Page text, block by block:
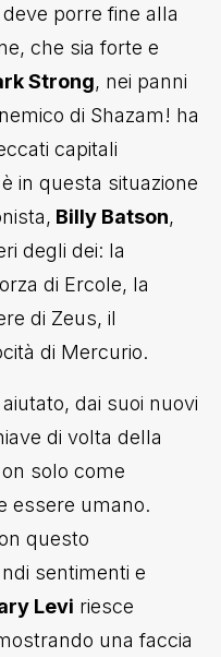
porre fine alla
che sia forte e
Strong, nei panni
di Shazam! ha
capitali
in questa situazione
Billy Batson,
degli dei: la
di Ercole, la
di Zeus, il
di Mercurio.
dai suoi nuovi
di volta della
solo come
essere umano.
questo
sentimenti e
Levi riesce
una faccia